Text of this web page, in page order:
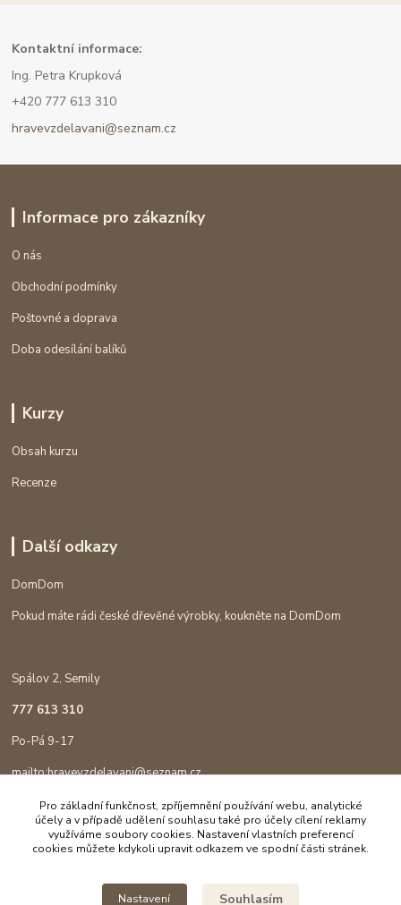
Kontaktní informace:
Ing. Petra Krupková
+420 777 613 310
hravevzdelavani@seznam.cz
Informace pro zákazníky
O nás
Obchodní podmínky
Poštovné a doprava
Doba odesílání balíků
Kurzy
Obsah kurzu
Recenze
Další odkazy
DomDom
Pokud máte rádi české dřevěné výrobky, koukněte na DomDom
Spálov 2, Semily
777 613 310
Po-Pá 9-17
mailto:hravevzdelavani@seznam.cz
Pro základní funkčnost, zpříjemnění používání webu, analytické
účely a v případě udělení souhlasu také pro účely cílení reklamy
využíváme soubory cookies. Nastavení vlastních preferencí
cookies můžete kdykoli upravit odkazem ve spodní části stránek.
Nastavení Souhlasím